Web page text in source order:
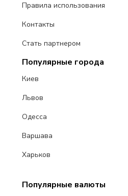
Правила использования
Контакты
Стать партнером
Популярные города
Киев
Львов
Одесса
Варшава
Харьков
Популярные валюты